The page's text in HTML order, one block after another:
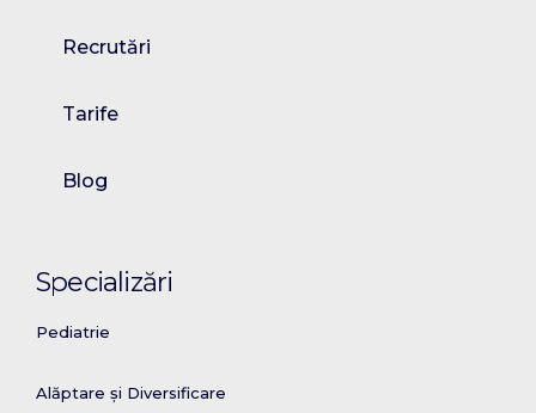
Recrutări
Tarife
Blog
Specializări
Pediatrie
Alăptare și Diversificare